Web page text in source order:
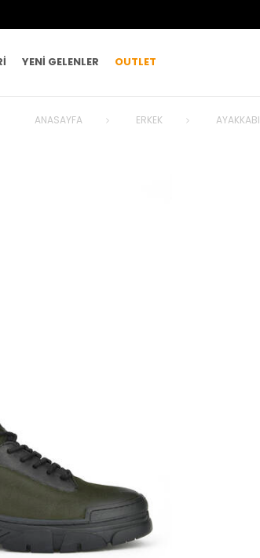
YENI GELENLER OUTLET
ANASAYFA ERKEK AYAKKABI